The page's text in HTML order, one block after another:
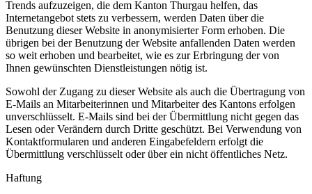
Trends aufzuzeigen, die dem Kanton Thurgau helfen, das
Internetangebot stets zu verbessern, werden Daten über die
Benutzung dieser Website in anonymisierter Form erhoben. Die
übrigen bei der Benutzung der Website anfallenden Daten werden
so weit erhoben und bearbeitet, wie es zur Erbringung der von
Ihnen gewünschten Dienstleistungen nötig ist.
Sowohl der Zugang zu dieser Website als auch die Übertragung von
E-Mails an Mitarbeiterinnen und Mitarbeiter des Kantons erfolgen
unverschlüsselt. E-Mails sind bei der Übermittlung nicht gegen das
Lesen oder Verändern durch Dritte geschützt. Bei Verwendung von
Kontaktformularen und anderen Eingabefeldern erfolgt die
Übermittlung verschlüsselt oder über ein nicht öffentliches Netz.
Haftung